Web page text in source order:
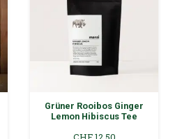
Grüner Rooibos Ginger
Lemon Hibiscus Tee